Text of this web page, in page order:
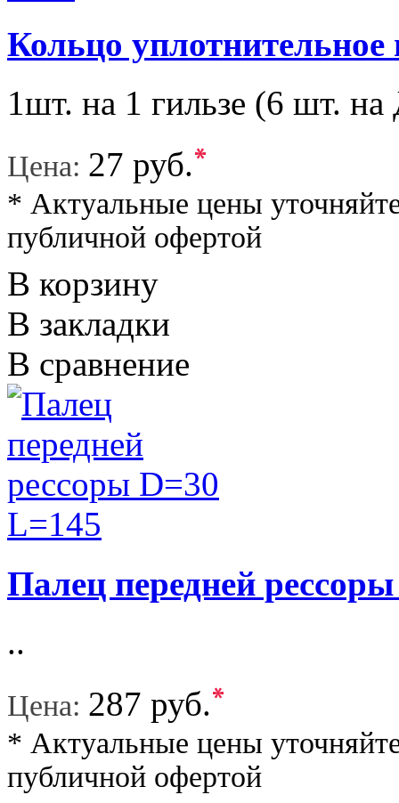
Кольцо
1шт. на 1 гильзе (6 шт.
Цена: 27 руб.*
* Актуальные цены
публичной офертой
В корзину
В закладки
В сравнение
Палец передней
..
Цена: 287 руб.*
* Актуальные цены
публичной офертой